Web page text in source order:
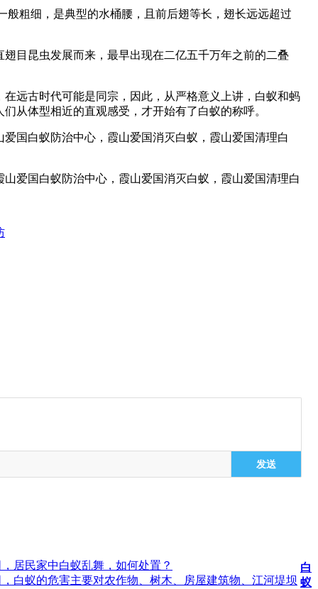
粗细，是典型的水桶腰，且前后翅等长，翅长远远超过
目昆虫发展而来，最早出现在二亿五千万年之前的二叠
远古时代可能是同宗，因此，从严格意义上讲，白蚁和蚂
从体型相近的直观感受，才开始有了白蚁的称呼。
国白蚁防治中心，霞山爱国消灭白蚁，霞山爱国清理白
发送
居民家中白蚁乱舞，如何处置？
白蚁的危害主要对农作物、树木、房屋建筑物、江河堤坝
白
蚁